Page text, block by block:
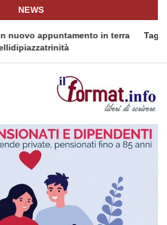
NEWS
una variante Limited Edition del
in esclusiva europea